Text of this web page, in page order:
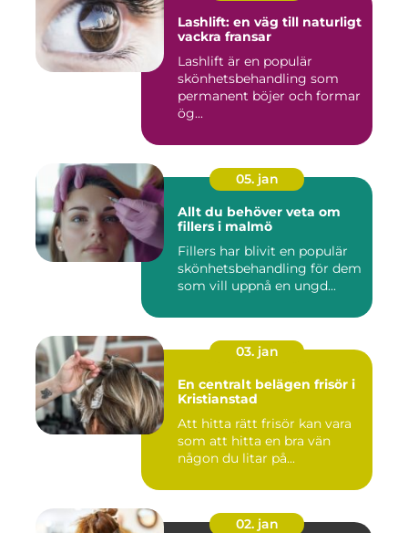
Lashlift: en väg till naturligt
vackra fransar
Lashlift är en populär
skönhetsbehandling som
permanent böjer och formar
ög...
05. jan
Allt du behöver veta om
fillers i malmö
Fillers har blivit en populär
skönhetsbehandling för dem
som vill uppnå en ungd...
03. jan
En centralt belägen frisör i
Kristianstad
Att hitta rätt frisör kan vara
som att hitta en bra vän
någon du litar på...
02. jan